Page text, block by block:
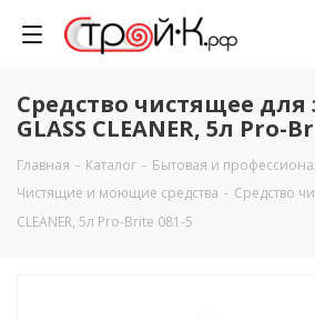
Средство чистящее для
GLASS CLEANER, 5л Pro-
Главная - Каталог - Бытовая и
Чистящие и моющие средства - Средство
CLEANER, 5л Pro-Brite 081-5